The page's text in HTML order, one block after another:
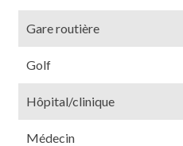
Gare routière
Golf
Hôpital/clinique
Médecin